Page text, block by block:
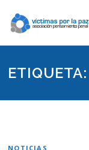
contenido
ETIQUETA:
NOTICIAS